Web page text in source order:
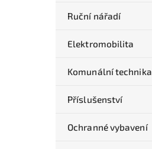
Ruční nářadí
Elektromobilita
Komunální technika
Příslušenství
Ochranné vybavení